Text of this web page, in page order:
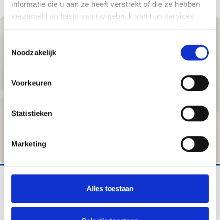
informatie die u aan ze heeft verstrekt of die ze hebben
verzameld op basis van uw gebruik van hun services.
Noodzakelijk
Voorkeuren
Statistieken
Marketing
Alles toestaan
ABC Metaal Recycling
Moderne website voor ABC Metaal Recycling in Meppel,